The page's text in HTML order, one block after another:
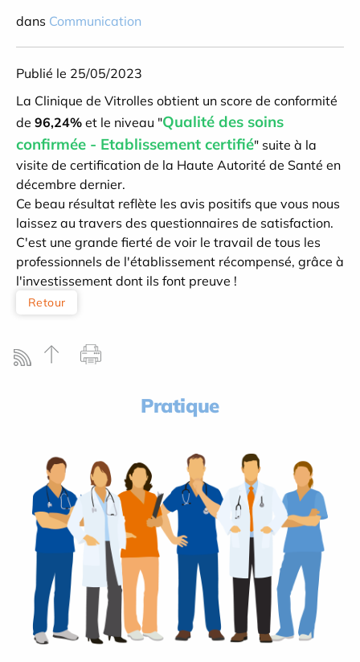
dans Communication
Publié le 25/05/2023
La Clinique de Vitrolles obtient un score de conformité
de 96,24% et le niveau "Qualité des soins
confirmée - Etablissement certifié" suite à la
visite de certification de la Haute Autorité de Santé en
décembre dernier.
Ce beau résultat reflète les avis positifs que vous nous
laissez au travers des questionnaires de satisfaction.
C'est une grande fierté de voir le travail de tous les
professionnels de l'établissement récompensé, grâce à
l'investissement dont ils font preuve !
Retour
Pratique